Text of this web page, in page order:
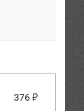
376 ₽